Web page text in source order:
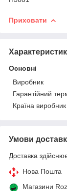
Приховати
Основні
Виробник
Гарантійний
Країна виробник
Умови
Доставка
Нова Пошта
Магазини